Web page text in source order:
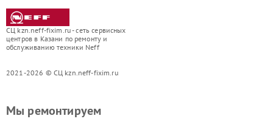
СЦ kzn.neff-fixim.ru - сеть сервисных
центров в Казани по ремонту и
обслуживанию техники Neff
2021-2026 © СЦ kzn.neff-fixim.ru
Мы ремонтируем